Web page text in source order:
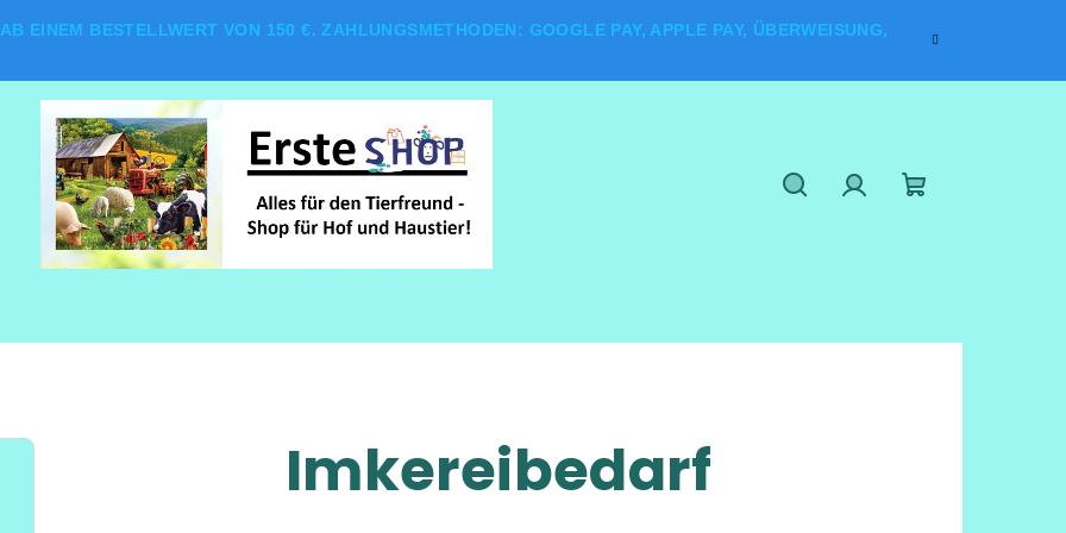
EINEM BESTELLWERT VON 150 €. ZAHLUNGSMETHODEN: GOOGLE PAY, APPLE PAY, ÜBERWEISUNG,
Imkereibedarf